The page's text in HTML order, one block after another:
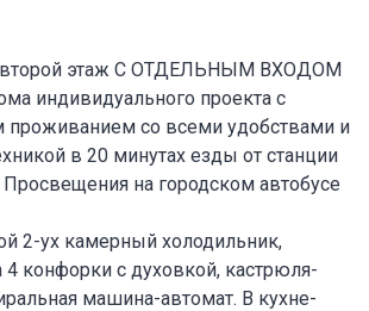
второй этаж С ОТДЕЛЬНЫМ ВХОДОМ
индивидуального проекта с
проживанием со всеми удобствами и
в 20 минутах езды от станции
на городском автобусе
2-ух камерный холодильник,
4 конфорки с духовкой, кастрюля-
машина-автомат. В кухне-